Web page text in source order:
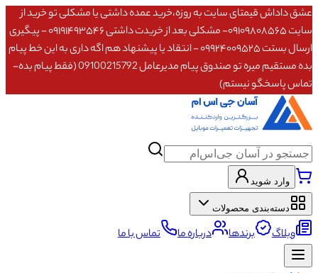
عشق داداش قیمتای سایت به روزه،خرید عمده داشتی یا مشکلی تو خرید از
سایت ۰۹۱۰۹۸۰۸۵۶۵- مشکلی بعد از خریدت داشتی ۰۹۱۹۱۴۹۳۵۴۶ - پیگیری
ارسال بستت ۰۹۹۲۴۰۰۹۵۲۵ - انتقاد یا پیشنهاد هم اگه داری به این خط پیام
بده مستقیم میره تو صندوق پیام مدیرعامل 09100215792 (فقط پیام بده-
تماس پاسخگو نیستم)
وارد شوید
دسته‌بندی محصولات
وبلاگ برندها درباره ما تماس با ما